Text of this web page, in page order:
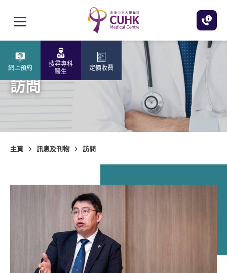
打開選單
網上預約
搜尋專科
醫生
定價收費
訪問
主頁 訊息及刊物 訪問